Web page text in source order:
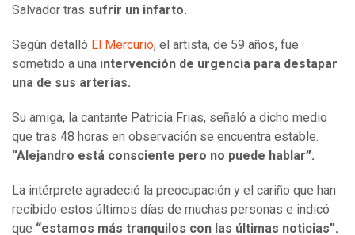
Salvador tras sufrir un infarto.
Según detalló El Mercurio, el artista, de 59 años, fue
sometido a una intervención de urgencia para destapar
una de sus arterias.
Su amiga, la cantante Patricia Frias, señaló a dicho medio
que tras 48 horas en observación se encuentra estable.
“Alejandro está consciente pero no puede hablar”.
La intérprete agradeció la preocupación y el cariño que han
recibido estos últimos días de muchas personas e indicó
que “estamos más tranquilos con las últimas noticias”.